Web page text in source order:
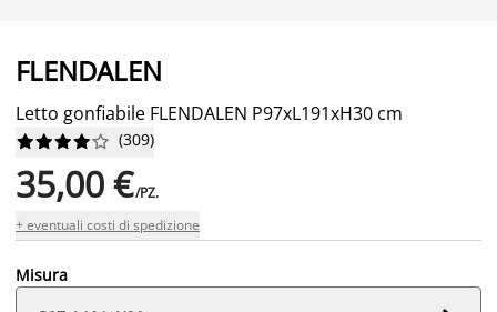
FLENDALEN
Letto gonfiabile FLENDALEN P97xL191xH30 cm





 (309)
35,00 €/PZ.
+ eventuali costi di spedizione
Misura